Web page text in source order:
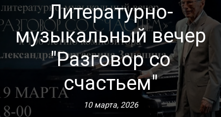
Литературно-
музыкальный вечер
"Разговор со
счастьем"
10 марта, 2026